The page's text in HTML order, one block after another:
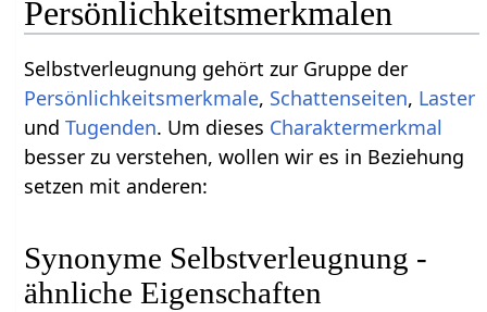
Persönlichkeitsmerkmalen
Selbstverleugnung gehört zur Gruppe der
Persönlichkeitsmerkmale, Schattenseiten, Laster
undTugenden. Um dieses Charaktermerkmal
besser zu verstehen, wollen wir es in Beziehung
setzen mit anderen:
Synonyme Selbstverleugnung -
ähnliche Eigenschaften